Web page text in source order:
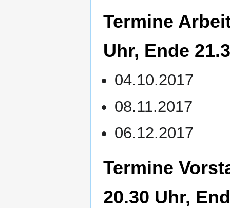
Termine
Uhr, Ende
04.10.2017
08.11.2017
06.12.2017
Termine
20.30 Uhr,